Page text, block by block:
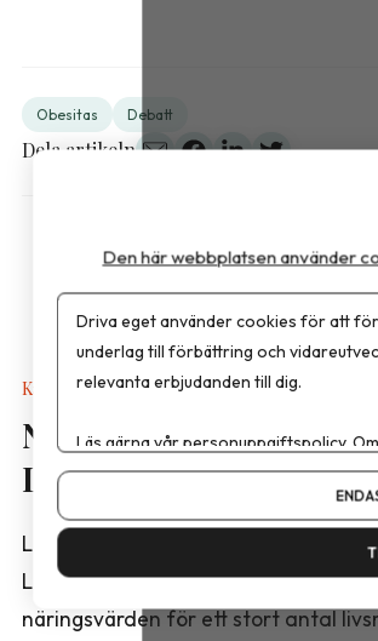
Obesitas Debatt
Dela artikeln
Kalkyler & Verktyg
Nya näringsvärden i
Livsmedelsdatabasen
Livsmedelsverket har publicerat en
Livsmedelsdatabasen med
näringsvärden för ett stort antal
Den här webbplatsen använder
Driva eget använder cookies för att
underlag till förbättring och
relevanta erbjudanden till dig.
Läs gärna vårpersonuppgiftspolicy.
Om du vill ändra ditt val i efterhand